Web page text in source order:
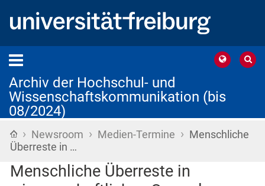
Archiv der Hochschul- und
Wissenschaftskommunikation (bis
08/2024)
Startseite
› Newsroom › Medien-Termine › Menschliche
Überreste in …
Menschliche Überreste in